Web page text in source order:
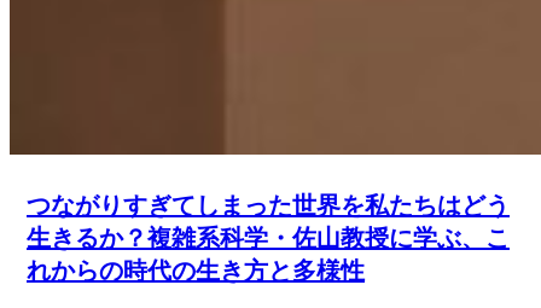
つながりすぎてしまった世界を私たちはどう
生きるか？複雑系科学・佐山教授に学ぶ、こ
れからの時代の生き方と多様性